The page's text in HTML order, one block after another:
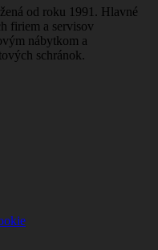
od roku 1991. Hlavné
firiem a servisov
nábytkom a
schránok.